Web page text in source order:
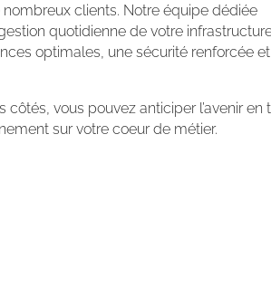
nombreux clients. Notre équipe dédiée
quotidienne de votre
optimales, une sécurité renforcée
côtés, vous pouvez anticiper l’avenir en
sur votre coeur de métier.